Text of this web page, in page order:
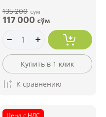
135 200 сўм
117 000 сўм
Купить в 1 клик
К сравнению
Цена с НДС